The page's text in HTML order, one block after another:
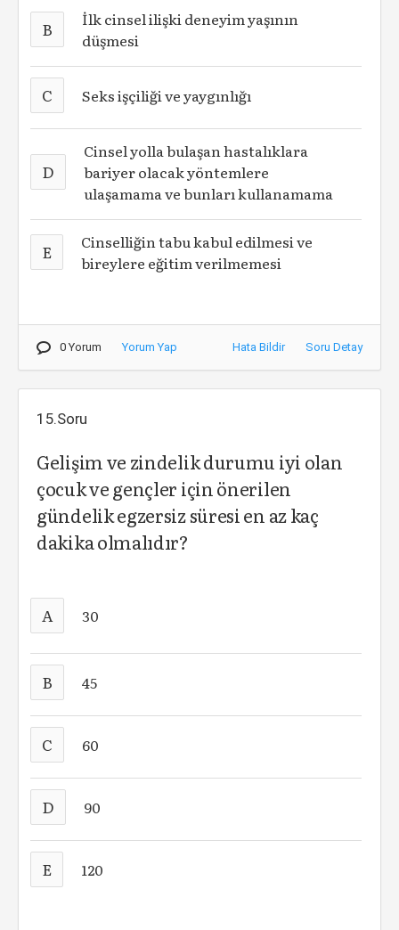
B
İlk cinsel ilişki deneyim yaşının
düşmesi
C Seks işçiliği ve yaygınlığı
D
Cinsel yolla bulaşan hastalıklara
bariyer olacak yöntemlere
ulaşamama ve bunları kullanamama
E
Cinselliğin tabu kabul edilmesi ve
bireylere eğitim verilmemesi
0 Yorum Yorum Yap Hata Bildir Soru Detay
15.Soru
Gelişim ve zindelik durumu iyi olan
çocuk ve gençler için önerilen
gündelik egzersiz süresi en az kaç
dakika olmalıdır?
A 30
B 45
C 60
D 90
E 120